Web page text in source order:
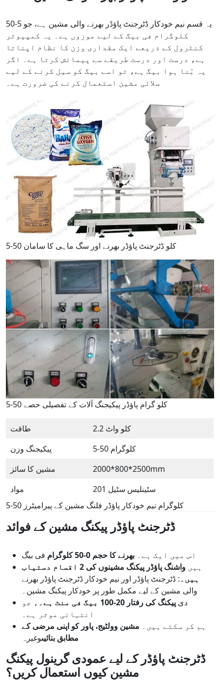
یہ قسم نیم خودکار ڈٹرجنٹ پاؤڈر بھرنے والی مشین ہے، جو 5-50
کلوگرام فی بیگ کے لیے موزوں ہے۔ یہ کمپیوٹر
کنٹرول کے ذریعے ایک مقداری وزن کا نظام اپناتا
ہے، درست اور درست طریقے سے پیمائش کرتا ہے۔ اگر
یہ بُنا ہوا بیگ ہے، تو اسے بیگ کو سیل کرنے کے لیے
سلائی مشین استعمال کرنے کی ضرورت ہے۔
5-50 کلو ڈٹرجنٹ پاؤڈر بھرنے اور سگ ماہی کا سامان
5-50 کلو گرام پاؤڈر پیکیجنگ آلات کے تفصیلی حصے
طاقت
2.2 کلو واٹ
پیکیجنگ وزن
5-50 کلوگرام
مشین کا سائز
2000*800*2500mm
مواد
201 سٹینلیس سٹیل
5-50 کلوگرام نیم خودکار پاؤڈر فلنگ مشین کے پیرامیٹرز
ڈٹرجنٹ پاؤڈر پیکنگ مشین کے فوائد
اس میں ایک ہے۔ بھرنے کا حجم 0-50 کلوگرام
فی بیگ
ہیں
واشنگ پاؤڈر پیکنگ مشینوں کی 2 اقسام دستیاب
ہیں۔: ڈٹرجنٹ پاؤڈر اور نیم خودکار ڈٹرجنٹ پاؤڈر بھرنے
والی مشین کے لیے مکمل طور پر خودکار پیکنگ مشین۔
دی پیکنگ کی رفتار 20-100 بیگ فی منٹ ہے۔
، جو
انتہائی موثر ہے۔
ہم کر سکتے ہیں۔ مشین وولٹیج، پاور کو اپنی مرضی کے
مطابق بنائیںوغیرہ
ڈٹرجنٹ پاؤڈر کے لیے عمودی گرینول پیکنگ
مشین کیوں استعمال کریں؟